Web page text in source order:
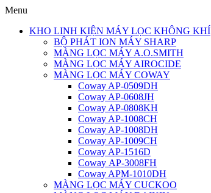
Menu
KHO LINH KIỆN MÁY LỌC KHÔNG KHÍ
BỘ PHÁT ION MÁY SHARP
MÀNG LỌC MÁY A.O.SMITH
MÀNG LỌC MÁY AIROCIDE
MÀNG LỌC MÁY COWAY
Coway AP-0509DH
Coway AP-0608JH
Coway AP-0808KH
Coway AP-1008CH
Coway AP-1008DH
Coway AP-1009CH
Coway AP-1516D
Coway AP-3008FH
Coway APM-1010DH
MÀNG LỌC MÁY CUCKOO